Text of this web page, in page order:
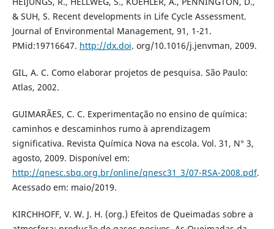
& SUH, S. Recent developments in Life Cycle Assessment.
Journal of Environmental Management, 91, 1-21.
PMid:19716647. http://dx.doi. org/10.1016/j.jenvman, 2009.
GIL, A. C. Como elaborar projetos de pesquisa. São Paulo:
Atlas, 2002.
GUIMARÃES, C. C. Experimentação no ensino de química:
caminhos e descaminhos rumo à aprendizagem
significativa. Revista Química Nova na escola. Vol. 31, N° 3,
agosto, 2009. Disponível em:
http://qnesc.sbq.org.br/online/qnesc31_3/07-RSA-2008.pdf.
Acessado em: maio/2019.
KIRCHHOFF, V. W. J. H. (org.) Efeitos de Queimadas sobre a